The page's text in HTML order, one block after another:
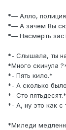
*— Алло,
*— А зачем Вы
*— Насмерть
*- Слышала, ты
*Много скинула
*- Пять кило.*
*- А сколько
*- Сто пятьдесят.*
*- А, ну это как с
*Миледи